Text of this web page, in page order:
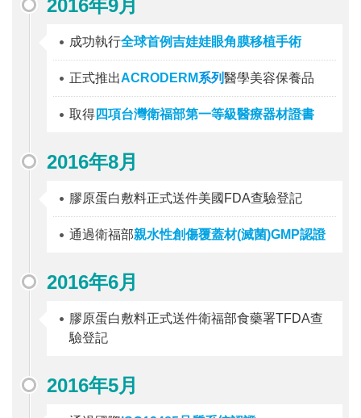
2016年9月
成功執行全球首例吉娃娃眼角膜移植手術
正式推出ACRODERM系列醫學美容保養品
取得四項台灣衛福部第一等級醫療器材證書
2016年8月
膠原蛋白敷料正式送件美國FDA查驗登記
通過衛福部親水性創傷覆蓋材(滅菌)GMP認證
2016年6月
膠原蛋白敷料正式送件衛福部食藥署TFDA查
驗登記
2016年5月